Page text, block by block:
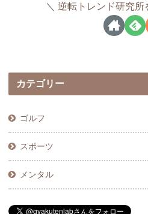
逆転トレンド研究所
カテゴリー
ゴルフ
スポーツ
メンタル